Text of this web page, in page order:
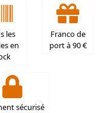
les
en
Franco de
port à 90 €
sécurisé